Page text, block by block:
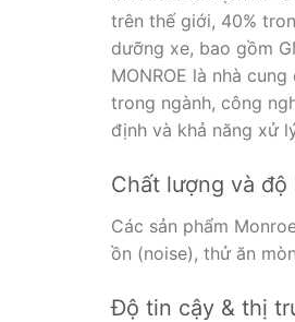
trên thế giới, 40%
dưỡng xe, bao gồm
MONROE là nhà
trong ngành, công
định và khả năng xử
Chất lượng và độ
Các sản phẩm
ồn (noise), thử ăn
Độ tin cậy & thị